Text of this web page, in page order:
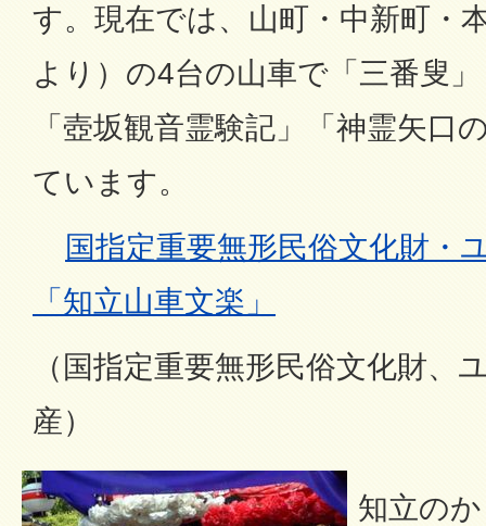
す。現在では、山町・中新町・
より）の4台の山車で「三番叟
「壺坂観音霊験記」「神霊矢口
ています。
国指定重要無形民俗文化財・
「知立山車文楽」
（国指定重要無形民俗文化財、
産）
知立の